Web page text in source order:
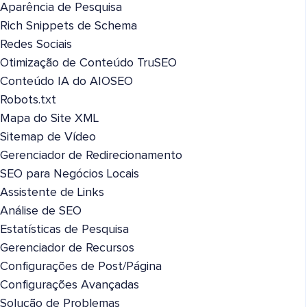
Aparência de Pesquisa
Rich Snippets de Schema
Redes Sociais
Otimização de Conteúdo TruSEO
Conteúdo IA do AIOSEO
Robots.txt
Mapa do Site XML
Sitemap de Vídeo
Gerenciador de Redirecionamento
SEO para Negócios Locais
Assistente de Links
Análise de SEO
Estatísticas de Pesquisa
Gerenciador de Recursos
Configurações de Post/Página
Configurações Avançadas
Solução de Problemas